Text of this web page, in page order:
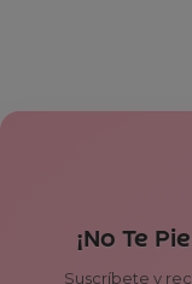
¡No Te
Suscríbete y